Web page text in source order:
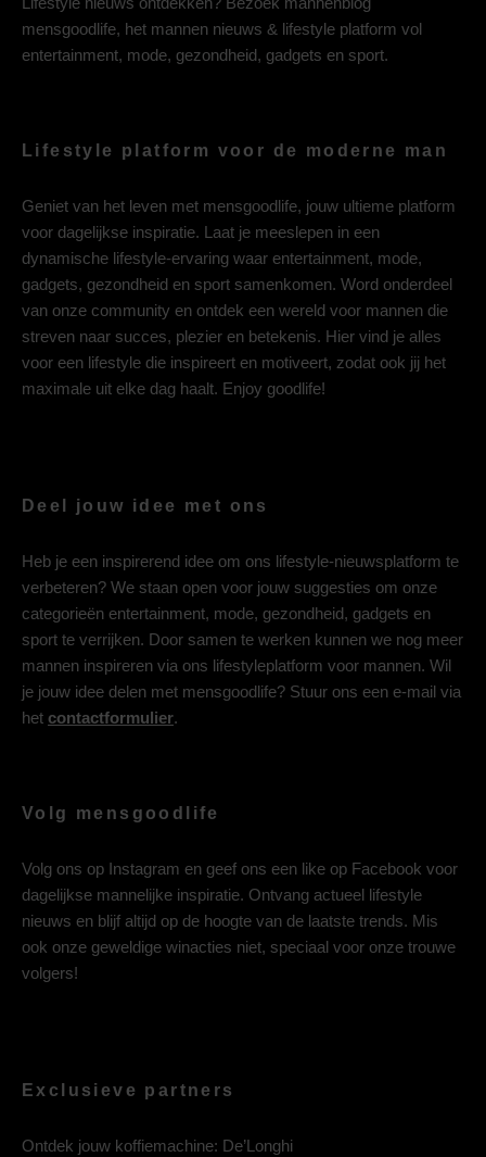
mensgoodlife, het mannen nieuws & lifestyle platform vol
entertainment, mode, gezondheid, gadgets en sport.
Lifestyle platform voor de moderne man
Geniet van het leven met mensgoodlife, jouw ultieme platform
voor dagelijkse inspiratie. Laat je meeslepen in een
dynamische lifestyle-ervaring waar entertainment, mode,
gadgets, gezondheid en sport samenkomen. Word onderdeel
van onze community en ontdek een wereld voor mannen die
streven naar succes, plezier en betekenis. Hier vind je alles
voor een lifestyle die inspireert en motiveert, zodat ook jij het
maximale uit elke dag haalt. Enjoy goodlife!
Deel jouw idee met ons
Heb je een inspirerend idee om ons lifestyle-nieuwsplatform te
verbeteren? We staan open voor jouw suggesties om onze
categorieën entertainment, mode, gezondheid, gadgets en
sport te verrijken. Door samen te werken kunnen we nog meer
mannen inspireren via ons lifestyleplatform voor mannen. Wil
je jouw idee delen met mensgoodlife? Stuur ons een e-mail via
het contactformulier.
Volg mensgoodlife
Volg ons op Instagram en geef ons een like op Facebook voor
dagelijkse mannelijke inspiratie. Ontvang actueel lifestyle
nieuws en blijf altijd op de hoogte van de laatste trends. Mis
ook onze geweldige winacties niet, speciaal voor onze trouwe
volgers!
Exclusieve partners
Ontdek jouw koffiemachine: De’Longhi